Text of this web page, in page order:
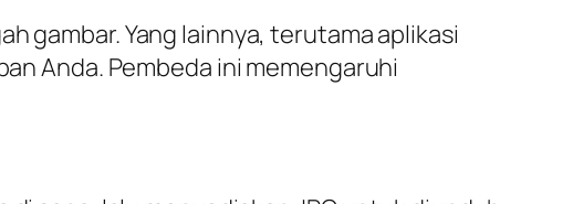
gambar. Yang lainnya, terutama aplikasi
Anda. Pembeda ini memengaruhi